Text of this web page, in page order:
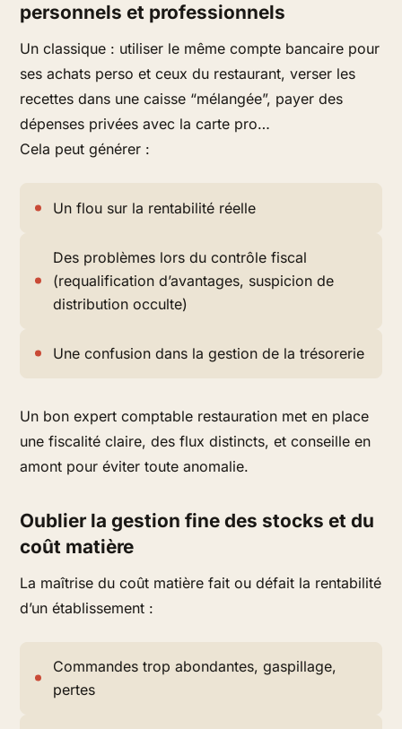
personnels et professionnels
Un classique : utiliser le même compte bancaire pour
ses achats perso et ceux du restaurant, verser les
recettes dans une caisse “mélangée”, payer des
dépenses privées avec la carte pro…
Cela peut générer :
Un flou sur la rentabilité réelle
Des problèmes lors du contrôle fiscal
(requalification d’avantages, suspicion de
distribution occulte)
Une confusion dans la gestion de la trésorerie
Un bon expert comptable restauration met en place
une fiscalité claire, des flux distincts, et conseille en
amont pour éviter toute anomalie.
Oublier la gestion fine des stocks et du
coût matière
La maîtrise du coût matière fait ou défait la rentabilité
d’un établissement :
Commandes trop abondantes, gaspillage,
pertes